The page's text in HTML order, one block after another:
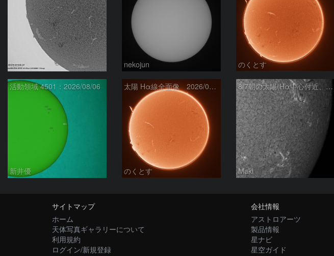
ta-o nekojun のくとす
活動領域 4501：2026/08/06
新井優
太陽 Hα線全面像 2026/08/07
のくとす
8/7朝の太陽(Hα中心付近、4498、4502付近)
Maki
サイトマップ
ホーム
天体写真ギャラリーについて
利用規約
ログイン/新規登録
会社情報
アストロアーツ
製品情報
星ナビ
星空ガイド